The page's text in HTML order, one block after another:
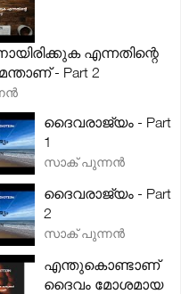
എന്നതിന്റെ
- Part 2
ദൈവരാജ്യം - Part
1
സാക് പുന്നൻ
ദൈവരാജ്യം - Part
2
സാക് പുന്നൻ
എന്തുകൊണ്ടാണ്
ദൈവം മോശമായ